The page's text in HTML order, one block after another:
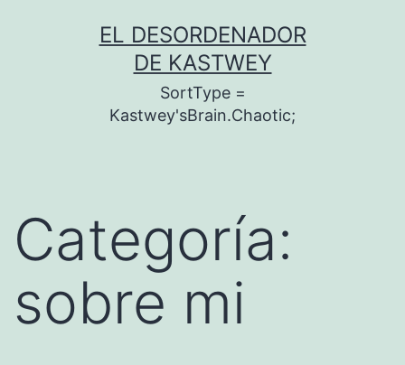
EL DESORDENADOR
DE KASTWEY
SortType =
Kastwey'sBrain.Chaotic;
Categoría:
sobre mi